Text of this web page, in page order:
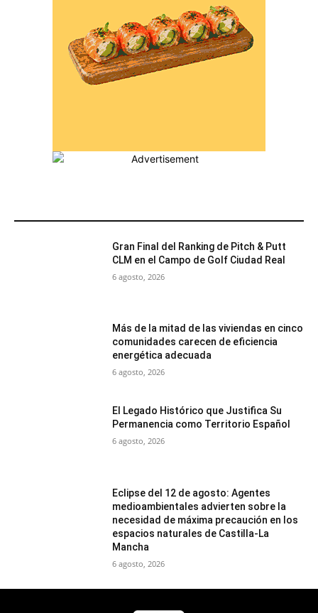
Gran Final del Ranking de Pitch & Putt
CLM en el Campo de Golf Ciudad Real
6 agosto, 2026
Más de la mitad de las viviendas en cinco
comunidades carecen de eficiencia
energética adecuada
6 agosto, 2026
El Legado Histórico que Justifica Su
Permanencia como Territorio Español
6 agosto, 2026
Eclipse del 12 de agosto: Agentes
medioambientales advierten sobre la
necesidad de máxima precaución en los
espacios naturales de Castilla-La
Mancha
6 agosto, 2026